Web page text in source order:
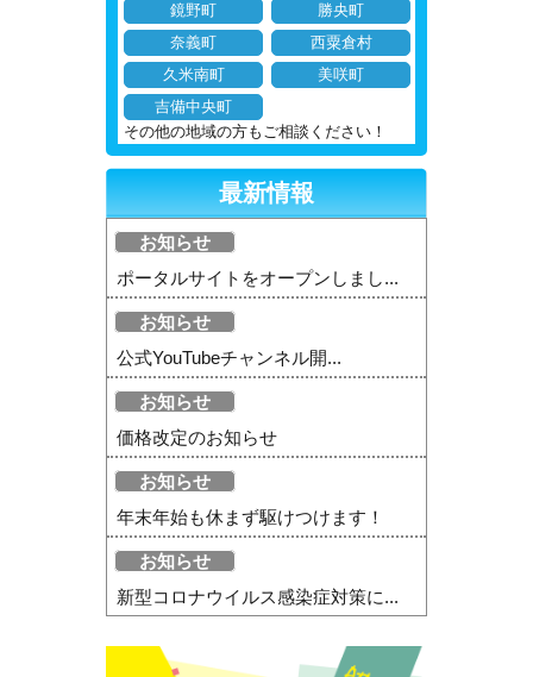
鏡野町
勝央町
奈義町
西粟倉村
久米南町
美咲町
吉備中央町
その他の地域の方もご相談ください！
最新情報
お知らせ
ポータルサイトをオープンしまし...
お知らせ
公式YouTubeチャンネル開...
お知らせ
価格改定のお知らせ
お知らせ
年末年始も休まず駆けつけます！
お知らせ
新型コロナウイルス感染症対策に...